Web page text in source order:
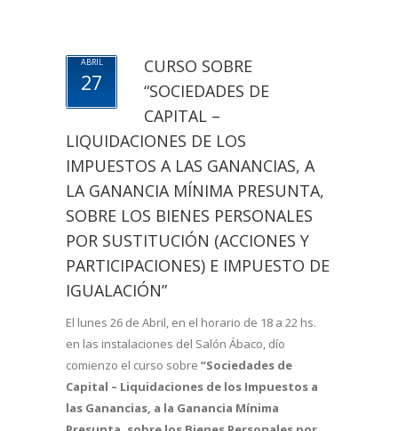
ABRIL
27
CURSO SOBRE
“SOCIEDADES DE
CAPITAL –
LIQUIDACIONES DE LOS
IMPUESTOS A LAS GANANCIAS, A
LA GANANCIA MÍNIMA PRESUNTA,
SOBRE LOS BIENES PERSONALES
POR SUSTITUCIÓN (ACCIONES Y
PARTICIPACIONES) E IMPUESTO DE
IGUALACIÓN”
El lunes 26 de Abril, en el horario de 18 a 22 hs.
en las instalaciones del Salón Ábaco, dío
comienzo el curso sobre “Sociedades de
Capital – Liquidaciones de los Impuestos a
las Ganancias, a la Ganancia Mínima